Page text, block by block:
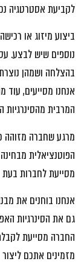
לקביעת אסטרטגיה
ביצוע מיזוג או
נוספים שיש לבצע.
בהצלחה ושמהן
אנחנו מסייעים,
המרביתמהסינרגיות
מרגע שחברה מזוהה
הפוטנציאלית
מסייעתלחברות בעת
אנחנו בוחנים את
גם אתהסינרגיות
החברה מסייעת
מזמינים אתכם